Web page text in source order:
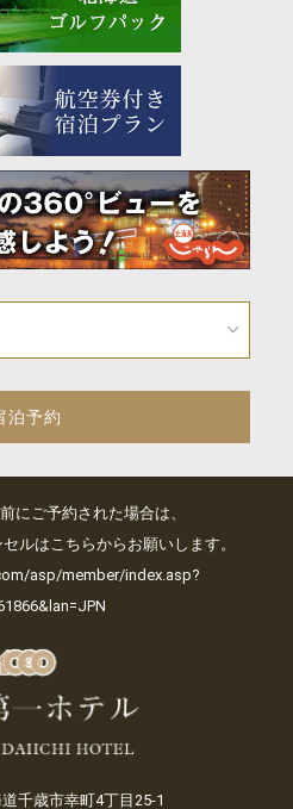
泊予約
にご予約された場合は、
ルはこちらからお願いします。
asp/member/index.asp?
千歳市幸町4丁目25-1